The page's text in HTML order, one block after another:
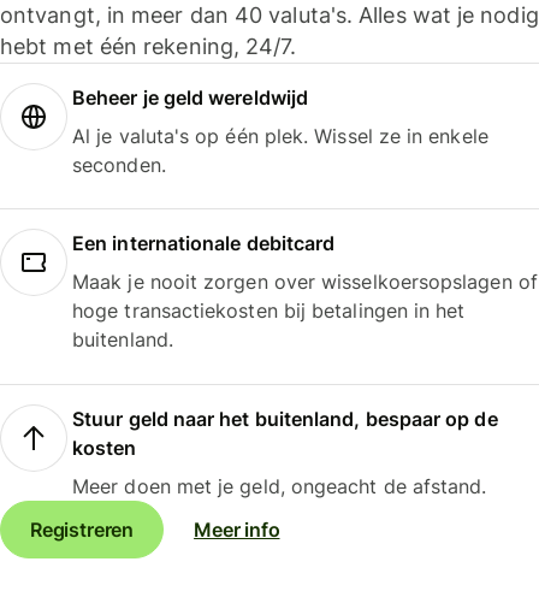
ontvangt, in meer dan 40 valuta's. Alles wat je nodig
hebt met één rekening, 24/7.
Beheer je geld wereldwijd
Al je valuta's op één plek. Wissel ze in enkele
seconden.
Een internationale debitcard
Maak je nooit zorgen over wisselkoersopslagen of
hoge transactiekosten bij betalingen in het
buitenland.
Stuur geld naar het buitenland, bespaar op de
kosten
Meer doen met je geld, ongeacht de afstand.
Registreren
Meer info